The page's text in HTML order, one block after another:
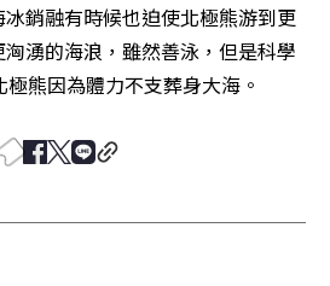
銷融有時候也迫使北極熊游到更
湧的海浪，雖然善泳，但是科學
熊因為體力不支葬身大海。